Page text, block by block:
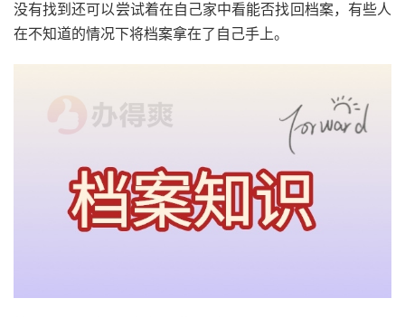
没有找到还可以尝试着在自己家中看能否找回档案，有些人
在不知道的情况下将档案拿在了自己手上。